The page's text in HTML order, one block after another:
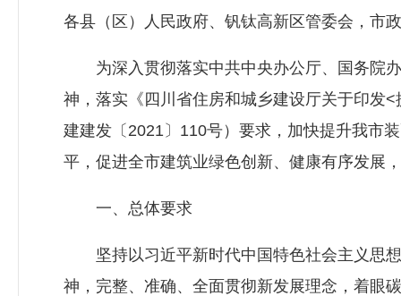
各县（区）人民政府、钒钛高新区管委会，市
为深入贯彻落实中共中央办公厅、国务院办
神，落实《四川省住房和城乡建设厅关于印发
建建发〔2021〕110号）要求，加快提升我市
平，促进全市建筑业绿色创新、健康有序发展
一、总体要求
坚持以习近平新时代中国特色社会主义思想
神，完整、准确、全面贯彻新发展理念，着眼